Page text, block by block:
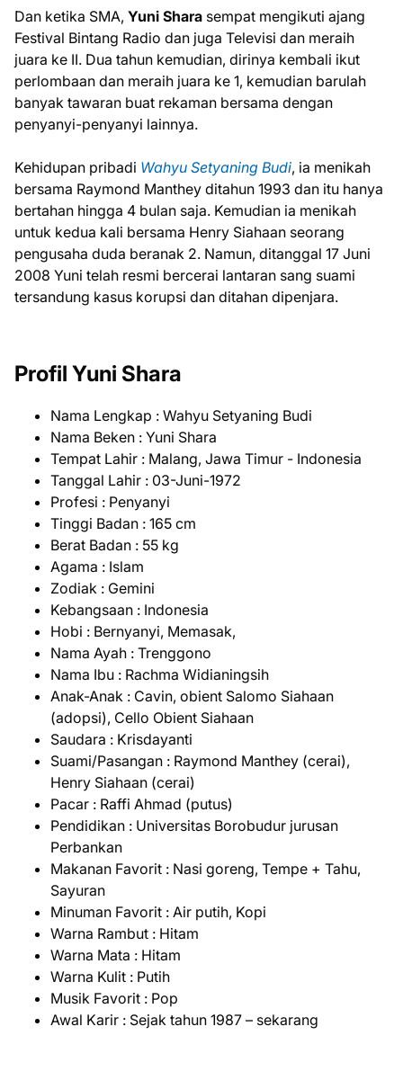
Dan ketika SMA, Yuni Shara sempat mengikuti ajang
Festival Bintang Radio dan juga Televisi dan meraih
juara ke II. Dua tahun kemudian, dirinya kembali ikut
perlombaan dan meraih juara ke 1, kemudian barulah
banyak tawaran buat rekaman bersama dengan
penyanyi-penyanyi lainnya.
Kehidupan pribadi Wahyu Setyaning Budi, ia menikah
bersama Raymond Manthey ditahun 1993 dan itu hanya
bertahan hingga 4 bulan saja. Kemudian ia menikah
untuk kedua kali bersama Henry Siahaan seorang
pengusaha duda beranak 2. Namun, ditanggal 17 Juni
2008 Yuni telah resmi bercerai lantaran sang suami
tersandung kasus korupsi dan ditahan dipenjara.
Profil Yuni Shara
Nama Lengkap : Wahyu Setyaning Budi
Nama Beken : Yuni Shara
Tempat Lahir : Malang, Jawa Timur - Indonesia
Tanggal Lahir : 03-Juni-1972
Profesi : Penyanyi
Tinggi Badan : 165 cm
Berat Badan : 55 kg
Agama : Islam
Zodiak : Gemini
Kebangsaan : Indonesia
Hobi : Bernyanyi, Memasak,
Nama Ayah : Trenggono
Nama Ibu : Rachma Widianingsih
Anak-Anak : Cavin, obient Salomo Siahaan
(adopsi), Cello Obient Siahaan
Saudara : Krisdayanti
Suami/Pasangan : Raymond Manthey (cerai),
Henry Siahaan (cerai)
Pacar : Raffi Ahmad (putus)
Pendidikan : Universitas Borobudur jurusan
Perbankan
Makanan Favorit : Nasi goreng, Tempe + Tahu,
Sayuran
Minuman Favorit : Air putih, Kopi
Warna Rambut : Hitam
Warna Mata : Hitam
Warna Kulit : Putih
Musik Favorit : Pop
Awal Karir : Sejak tahun 1987 – sekarang